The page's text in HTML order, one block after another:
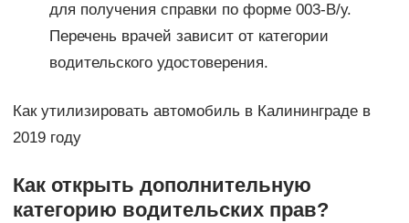
для получения справки по форме 003-В/у.
Перечень врачей зависит от категории
водительского удостоверения.
Как утилизировать автомобиль в Калининграде в
2019 году
Как открыть дополнительную
категорию водительских прав?